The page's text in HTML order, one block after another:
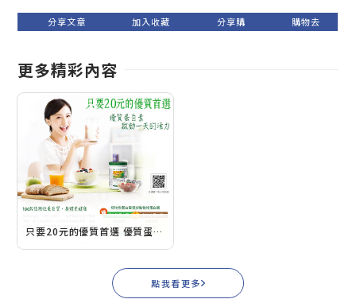
更多精彩內容
只要20元的優質首選 優質蛋白素啟動一天的活力
點我看更多